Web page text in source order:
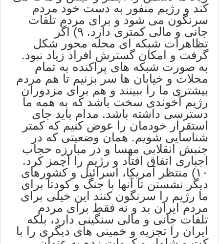
کند و رژیم منفور به دست خود مردم
سرنگون می شود و برای مردم تلفات
جانی و مالی کمتری دارد. ۹) اگر
تظاهرات شبکه ای محله محور شکل
گرفت و امکان گسترش افراد زیاد نبود.
به صورت شبکه های پراکنده به تمام
محلات و خیابان ها سر بزنیم تا هم مردم
بیشتری ما را ببینند و هم برای مزدوران
رژیم آخوندی سخت باشد که به همه ما
دسترسی داشته باشد. مدام باید جای
استقرار خودمان را عوض کنیم که کمتر
شناسایی شویم. همان وضعیتی که در
جنبش انقلابی مهسا و در مبارزه حجاب
اجباری اتفاق افتاد و رژیم را آچمز کرد.
۱۰) منتظر آمریکا، اسرائیل و کشورهای
دیگر نشستن تا آنها با جنگ و کودتا برای
ما رژیم را سرنگون کنند این خیلی برای
مردم ایران بد و نه فقط برای مردم
تلفات جانی و مالی سنگینی دارد، بلکه
ایران را تجزیه و خمینی های دیگری را با